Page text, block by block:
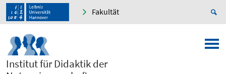
Fakultät
Institut für Didaktik der